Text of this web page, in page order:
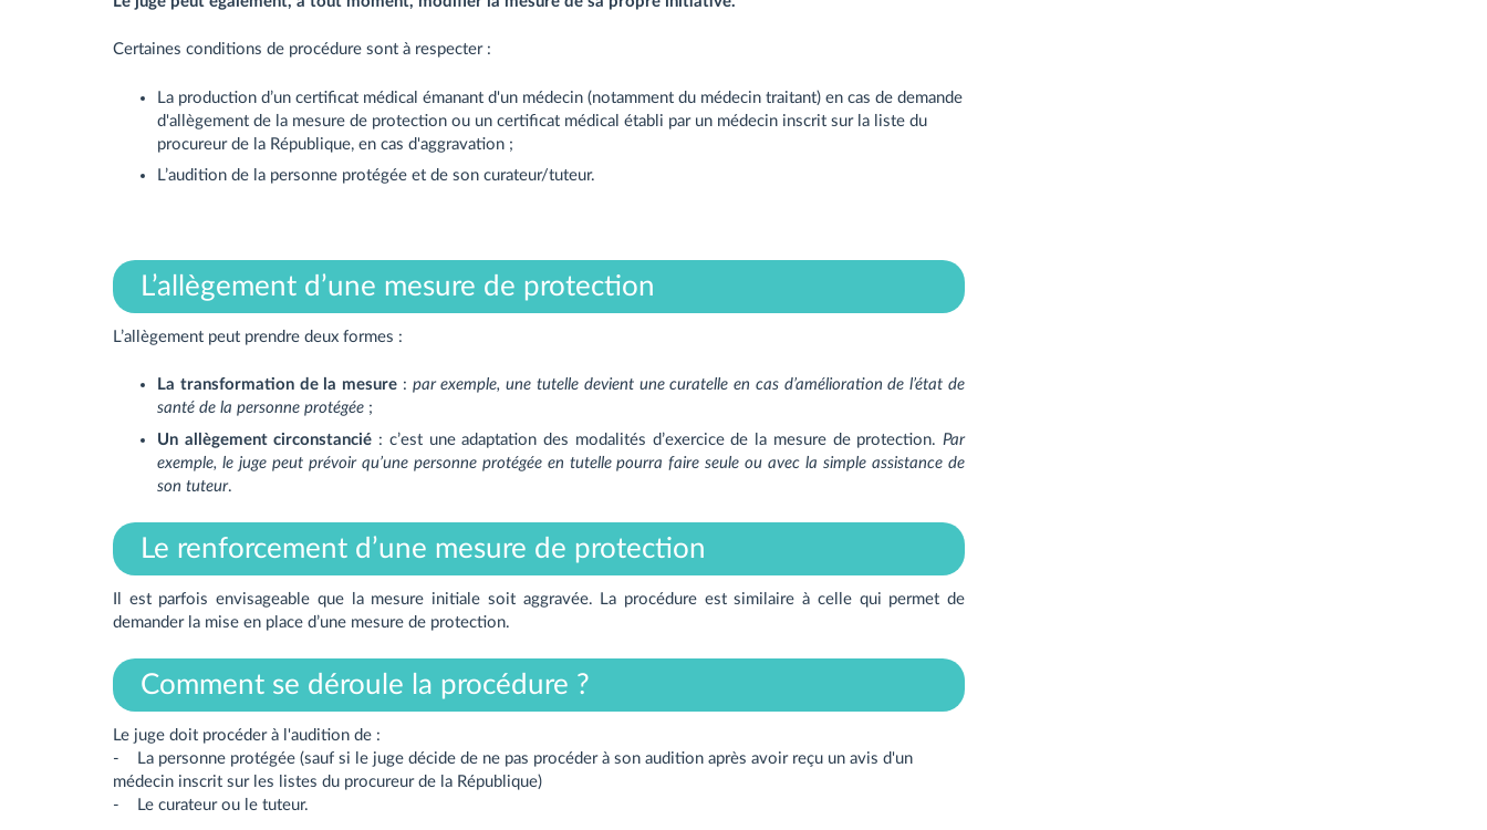
Certaines conditions de procédure sont à respecter :
La production d’un certificat médical émanant d'un médecin (notamment du médecin traitant) en cas de demande
d'allègement de la mesure de protection ou un certificat médical établi par un médecin inscrit sur la liste du
procureur de la République, en cas d'aggravation ;
L’audition de la personne protégée et de son curateur/tuteur.
L’allègement d’une mesure de protection
L’allègement peut prendre deux formes :
La transformation de la mesure : par exemple, une tutelle devient une curatelle en cas d’amélioration de l’état de
santé de la personne protégée ;
Un allègement circonstancié : c’est une adaptation des modalités d’exercice de la mesure de protection. Par
exemple, le juge peut prévoir qu’une personne protégée en tutelle pourra faire seule ou avec la simple assistance de
son tuteur.
Le renforcement d’une mesure de protection
Il est parfois envisageable que la mesure initiale soit aggravée. La procédure est similaire à celle qui permet de
demander la mise en place d’une mesure de protection.
Comment se déroule la procédure ?
Le juge doit procéder à l'audition de :
- La personne protégée (sauf si le juge décide de ne pas procéder à son audition après avoir reçu un avis d'un
médecin inscrit sur les listes du procureur de la République)
- Le curateur ou le tuteur.